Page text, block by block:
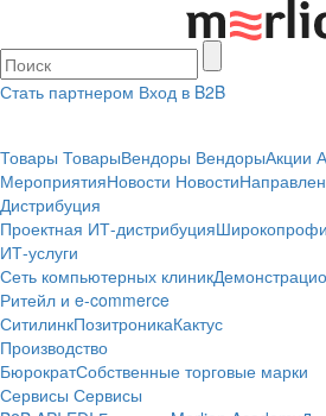
Стать партнером Вход в B2B
Товары ТоварыВендоры ВендорыАкции
МероприятияНовости Новости
Дистрибуция
Проектная ИТ-дистрибуция
ИТ-услуги
Сеть компьютерных клиник
Ритейл и e-commerce
СитилинкПозитроникаКактус
Производство
БюрократСобственные торговые марки
Сервисы Сервисы